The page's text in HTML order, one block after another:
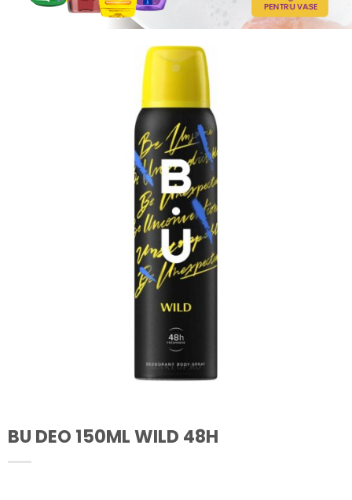
BU DEO 150ML WILD 48H